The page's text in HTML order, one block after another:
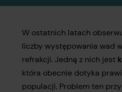
W ostatnich latach
liczby występowania wad
refrakcji. Jedną z nich jest
która obecnie dotyka
populacji. Problem ten